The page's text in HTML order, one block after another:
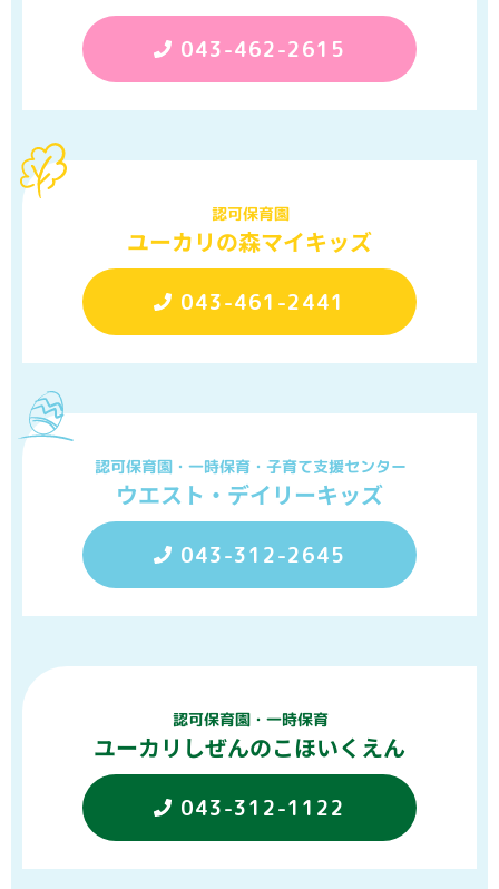
043-462-2615
認可保育園
ユーカリの森マイキッズ
043-461-2441
認可保育園・一時保育・子育て支援センター
ウエスト・デイリーキッズ
043-312-2645
認可保育園・一時保育
ユーカリしぜんのこほいくえん
043-312-1122